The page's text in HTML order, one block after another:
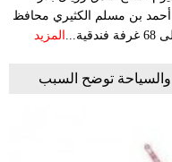
أحمد بن مسلم الكثيري محافظ
المزيد
والسياحة توضح السبب